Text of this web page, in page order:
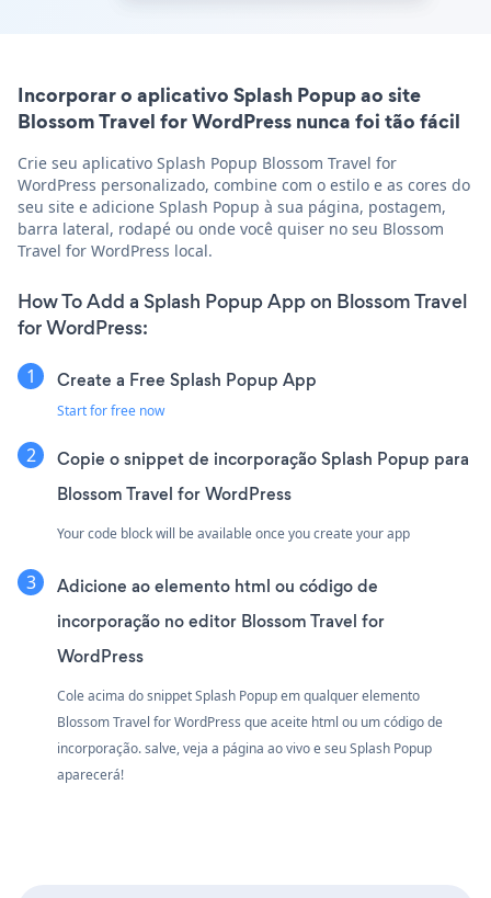
Incorporar o aplicativo Splash Popup ao site
Blossom Travel for WordPress nunca foi tão fácil
Crie seu aplicativo Splash Popup Blossom Travel for
WordPress personalizado, combine com o estilo e as cores do
seu site e adicione Splash Popup à sua página, postagem,
barra lateral, rodapé ou onde você quiser no seu Blossom
Travel for WordPress local.
How To Add a Splash Popup App on Blossom Travel
for WordPress:
Create a Free Splash Popup App
Start for free now
Copie o snippet de incorporação Splash Popup para
Blossom Travel for WordPress
Your code block will be available once you create your app
Adicione ao elemento html ou código de
incorporação no editor Blossom Travel for
WordPress
Cole acima do snippet Splash Popup em qualquer elemento
Blossom Travel for WordPress que aceite html ou um código de
incorporação. salve, veja a página ao vivo e seu Splash Popup
aparecerá!